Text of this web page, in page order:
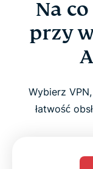
Na
przy
Wybierz
łatwość